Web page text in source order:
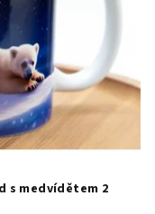
s medvídětem 2